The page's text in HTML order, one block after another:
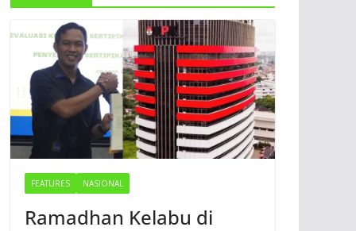
FEATURES NASIONAL
Ramadhan Kelabu di